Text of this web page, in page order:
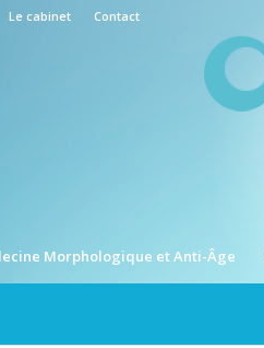
Le cabinet Contact
Morphologique et Anti-Âge